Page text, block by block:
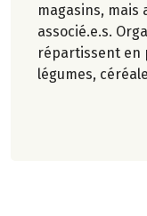
magasins, mais
associé.e.s.
répartissent en
légumes,
Découvrez ce
les MIELS BIO